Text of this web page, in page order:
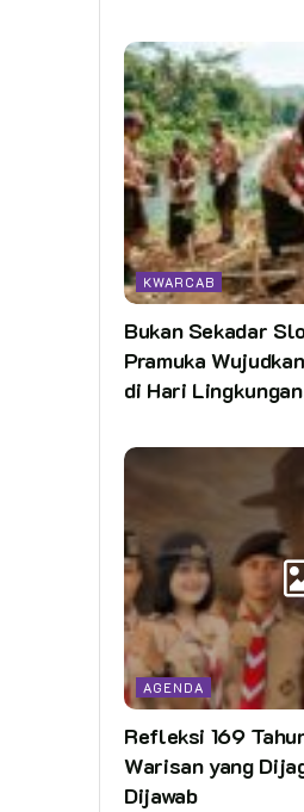
KWARCAB
Bukan Sekadar
Pramuka
di Hari
AGENDA
Refleksi 169
Warisan yang
Dijawab